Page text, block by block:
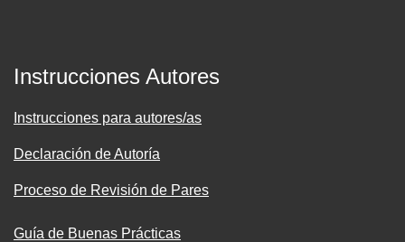
Instrucciones Autores
Instrucciones para autores/as
Declaración de Autoría
Proceso de Revisión de Pares
Guía de Buenas Prácticas